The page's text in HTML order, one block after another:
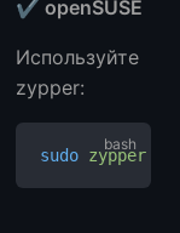
✔ openSUSE
Используйте
zypper:
sudo zypper